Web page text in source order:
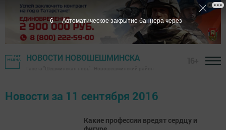
НОВОСТИ НОВОШЕШМИНСКА
Новости за 11 сентября 2016
Какие профессии вредят сердцу и
6 Автоматическое закрытие баннера через